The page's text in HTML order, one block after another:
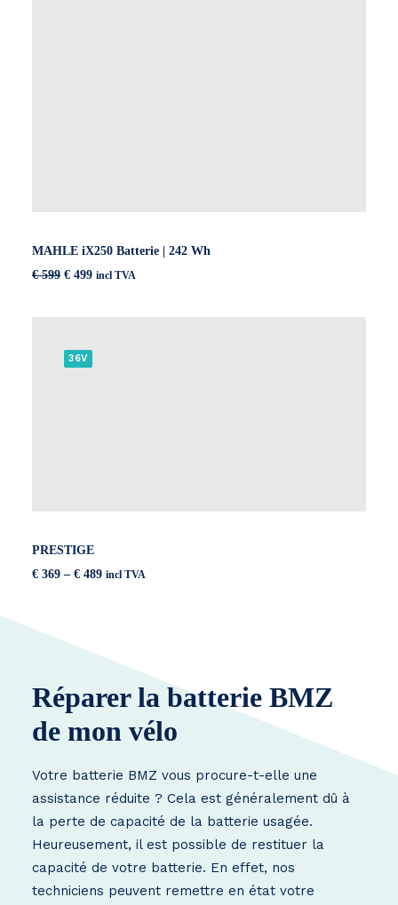
MAHLE iX250 Batterie | 242 Wh
€599 Original
€ 499Current
incl TVA
36V
PRESTIGE
€ 369 – € 489Price
incl TVA
Réparer la batterie BMZ
de mon vélo
Votre batterie BMZ vous procure-t-elle une
assistance réduite ? Cela est généralement dû à
la perte de capacité de la batterie usagée.
Heureusement, il est possible de restituer la
capacité de votre batterie. En effet, nos
techniciens peuvent remettre en état votre